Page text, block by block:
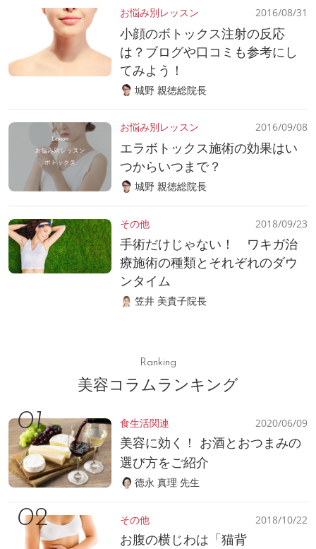
お悩み別レッスン 2016/08/31
小顔のボトックス注射の反応
は？ブログや口コミも参考にし
てみよう！
城野 親徳総院長
お悩み別レッスン 2016/09/08
エラボトックス施術の効果はい
つからいつまで？
城野 親徳総院長
その他 2018/09/23
手術だけじゃない！ ワキガ治
療施術の種類とそれぞれのダウ
ンタイム
笠井 美貴子院長
Ranking
美容コラムランキング
食生活関連 2020/06/09
美容に効く！ お酒とおつまみの
選び方をご紹介
徳永 真理 先生
その他 2018/10/22
お腹の横じわは「猫背